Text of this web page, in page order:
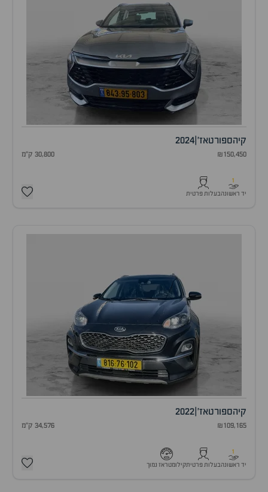
קיהספורטאז' 2024
₪150,450 30,800 ק"מ
1
יד ראשונהבעלות פרטית
קיהספורטאז' 2022
₪109,165 34,576 ק"מ
1
יד ראשונהבעלות פרטיתקילומטראז נמוך